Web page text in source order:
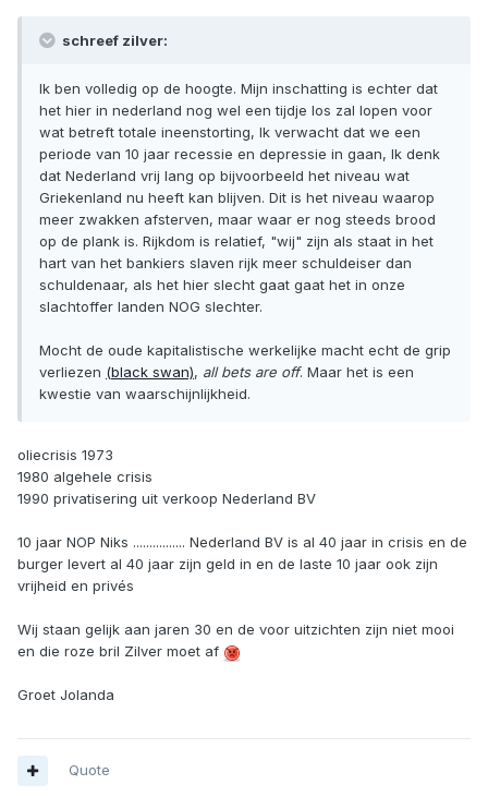
schreef zilver:
Ik ben volledig op de hoogte. Mijn inschatting is echter dat
het hier in nederland nog wel een tijdje los zal lopen voor
wat betreft totale ineenstorting, Ik verwacht dat we een
periode van 10 jaar recessie en depressie in gaan, Ik denk
dat Nederland vrij lang op bijvoorbeeld het niveau wat
Griekenland nu heeft kan blijven. Dit is het niveau waarop
meer zwakken afsterven, maar waar er nog steeds brood
op de plank is. Rijkdom is relatief, "wij" zijn als staat in het
hart van het bankiers slaven rijk meer schuldeiser dan
schuldenaar, als het hier slecht gaat gaat het in onze
slachtoffer landen NOG slechter.
Mocht de oude kapitalistische werkelijke macht echt de grip
verliezen (black swan), all bets are off. Maar het is een
kwestie van waarschijnlijkheid.
oliecrisis 1973
1980 algehele crisis
1990 privatisering uit verkoop Nederland BV
10 jaar NOP Niks ................ Nederland BV is al 40 jaar in crisis en de
burger levert al 40 jaar zijn geld in en de laste 10 jaar ook zijn
vrijheid en privés
Wij staan gelijk aan jaren 30 en de voor uitzichten zijn niet mooi
en die roze bril Zilver moet af
Groet Jolanda
Quote